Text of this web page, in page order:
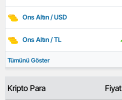
Ons Altın / USD
Ons Altın / TL
Tümünü Göster
Kripto Para Fiyat